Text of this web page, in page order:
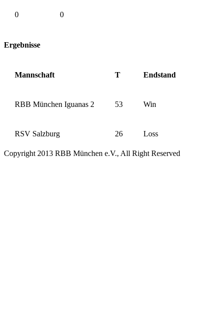
0 0
Ergebnisse
Mannschaft T Endstand
RBB München Iguanas 2 53 Win
RSV Salzburg 26 Loss
Copyright 2013 RBB München e.V., All Right Reserved